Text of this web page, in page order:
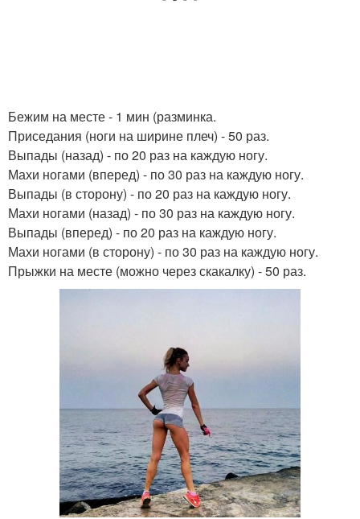
Бежим на месте - 1 мин (разминка.
Приседания (ноги на ширине плеч) - 50 раз.
Выпады (назад) - по 20 раз на каждую ногу.
Махи ногами (вперед) - по 30 раз на каждую ногу.
Выпады (в сторону) - по 20 раз на каждую ногу.
Махи ногами (назад) - по 30 раз на каждую ногу.
Выпады (вперед) - по 20 раз на каждую ногу.
Махи ногами (в сторону) - по 30 раз на каждую ногу.
Прыжки на месте (можно через скакалку) - 50 раз.